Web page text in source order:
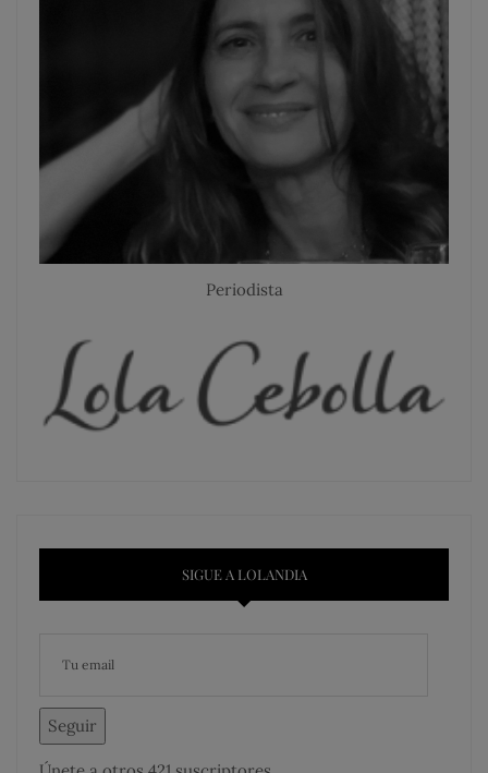
Periodista
SIGUE A LOLANDIA
Seguir